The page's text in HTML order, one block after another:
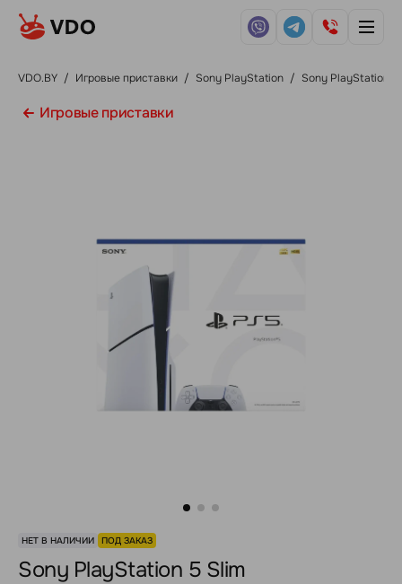
VDO.BY / Игровые приставки / Sony PlayStation / Sony PlayStation 5
Игровые приставки
НЕТ В НАЛИЧИИ ПОД ЗАКАЗ
Sony PlayStation 5 Slim